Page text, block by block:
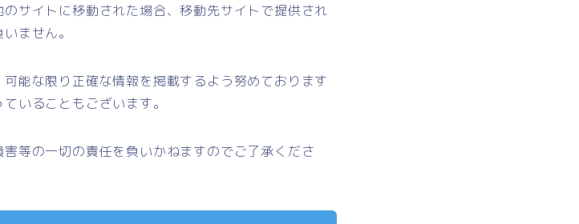
サイトに移動された場合、移動先サイトで提供され
ません。
能な限り正確な情報を掲載するよう努めております
いることもございます。
等の一切の責任を負いかねますのでご了承くださ